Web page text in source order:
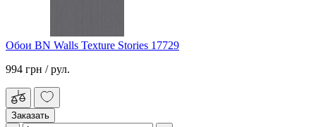
Обои BN Walls Texture Stories 17729
994 грн / рул.
Заказать